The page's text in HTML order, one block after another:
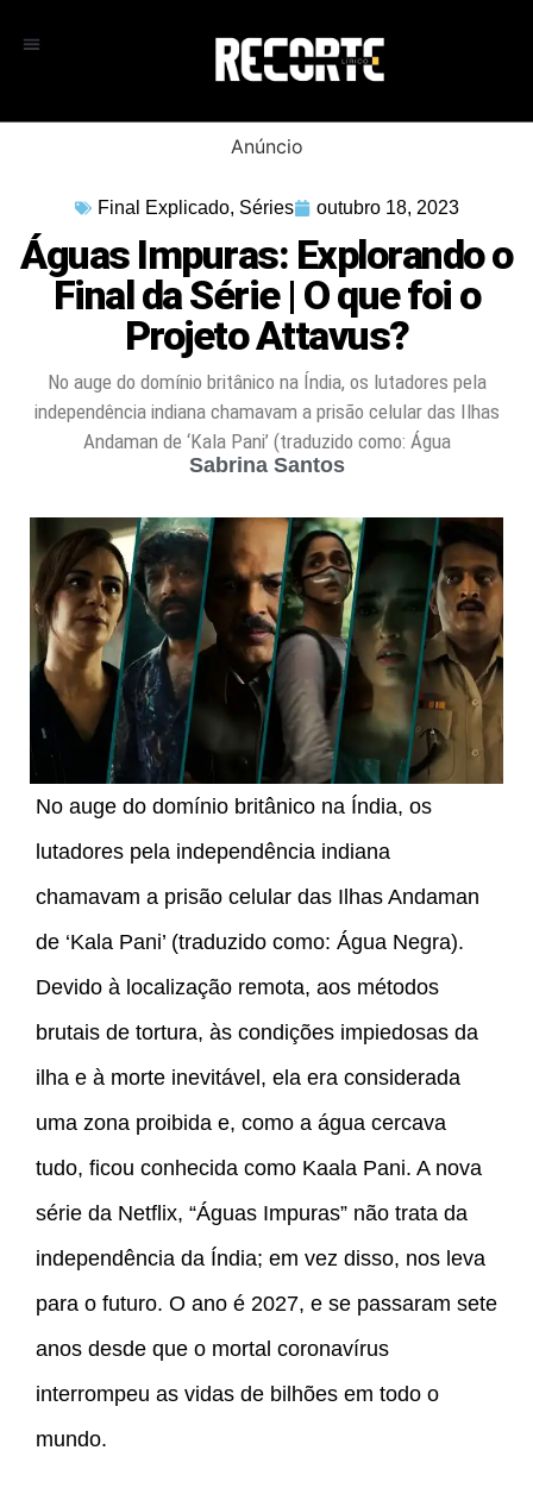
Anúncio
Final Explicado, Séries outubro 18, 2023
Águas Impuras: Explorando o
Final da Série | O que foi o
Projeto Attavus?
No auge do domínio britânico na Índia, os lutadores pela
independência indiana chamavam a prisão celular das Ilhas
Andaman de ‘Kala Pani’ (traduzido como: Água
Sabrina Santos
No auge do domínio britânico na Índia, os
lutadores pela independência indiana
chamavam a prisão celular das Ilhas Andaman
de ‘Kala Pani’ (traduzido como: Água Negra).
Devido à localização remota, aos métodos
brutais de tortura, às condições impiedosas da
ilha e à morte inevitável, ela era considerada
uma zona proibida e, como a água cercava
tudo, ficou conhecida como Kaala Pani. A nova
série da Netflix, “Águas Impuras” não trata da
independência da Índia; em vez disso, nos leva
para o futuro. O ano é 2027, e se passaram sete
anos desde que o mortal coronavírus
interrompeu as vidas de bilhões em todo o
mundo.